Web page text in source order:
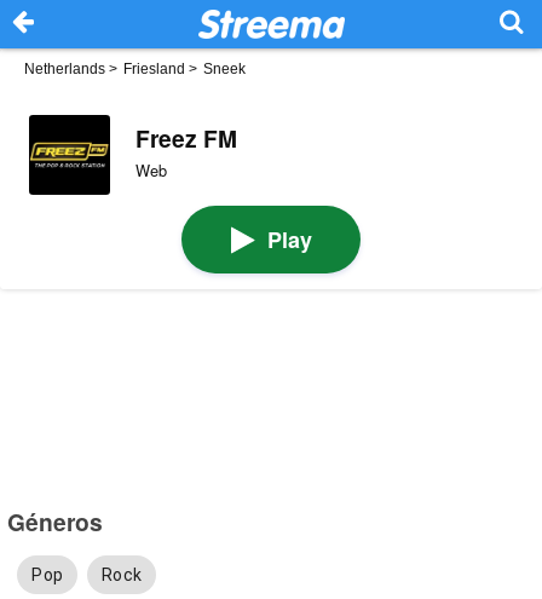
Netherlands > Friesland > Sneek
Freez FM
Web
Play
Géneros
Pop Rock